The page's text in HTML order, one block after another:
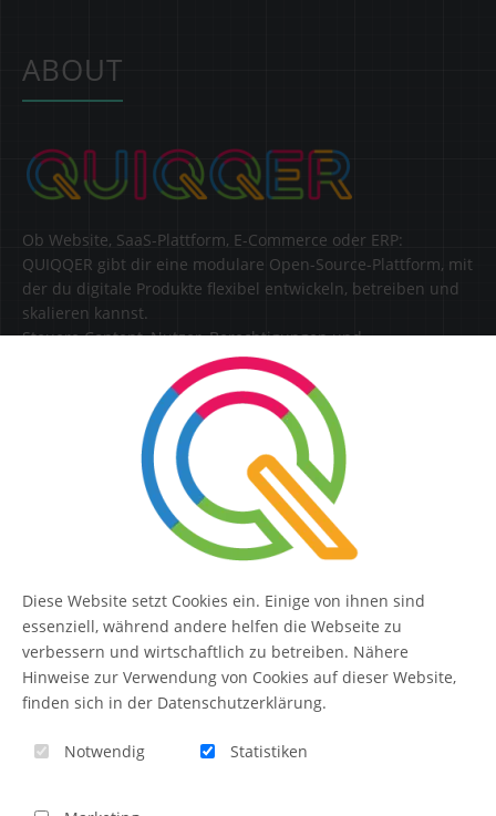
ABOUT
Ob Website, SaaS-Plattform, E-Commerce oder ERP:
QUIQQER gibt dir eine modulare Open-Source-Plattform, mit
der du digitale Produkte flexibel entwickeln, betreiben und
skalieren kannst.
Steuere Content, Nutzer, Berechtigungen und
Erweiterungen zentral in einer Lösung.
QUIQQER
Themen-Übersicht
Diese Website setzt Cookies ein. Einige von ihnen sind
essenziell, während andere helfen die Webseite zu
verbessern und wirtschaftlich zu betreiben. Nähere
Hinweise zur Verwendung von Cookies auf dieser Website,
finden sich in der Datenschutzerklärung.
Notwendig Statistiken